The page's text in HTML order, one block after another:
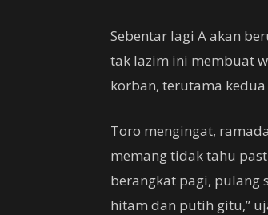
Sebentar lagi A akan
tak lazim ini membuat
korban, terutama
Toro mengingat,
memang tidak tahu
berangkat pagi, pulang
hitam dan putih gitu,”